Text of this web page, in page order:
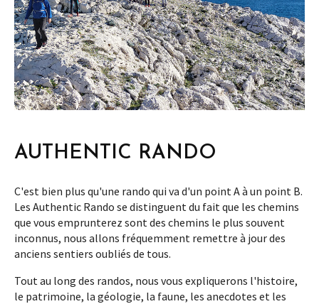
AUTHENTIC RANDO
C'est bien plus qu'une rando qui va d'un point A à un point B.
Les Authentic Rando se distinguent du fait que les chemins
que vous emprunterez sont des chemins le plus souvent
inconnus, nous allons fréquemment remettre à jour des
anciens sentiers oubliés de tous.
Tout au long des randos, nous vous expliquerons l'histoire,
le patrimoine, la géologie, la faune, les anecdotes et les